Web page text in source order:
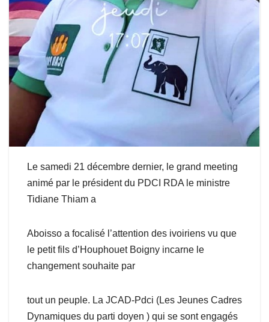
Le samedi 21 décembre dernier, le grand meeting
animé par le président du PDCI RDA le ministre
Tidiane Thiam a
Aboisso a focalisé l’attention des ivoiriens vu que
le petit fils d’Houphouet Boigny incarne le
changement souhaite par
tout un peuple. La JCAD-Pdci (Les Jeunes Cadres
Dynamiques du parti doyen ) qui se sont engagés